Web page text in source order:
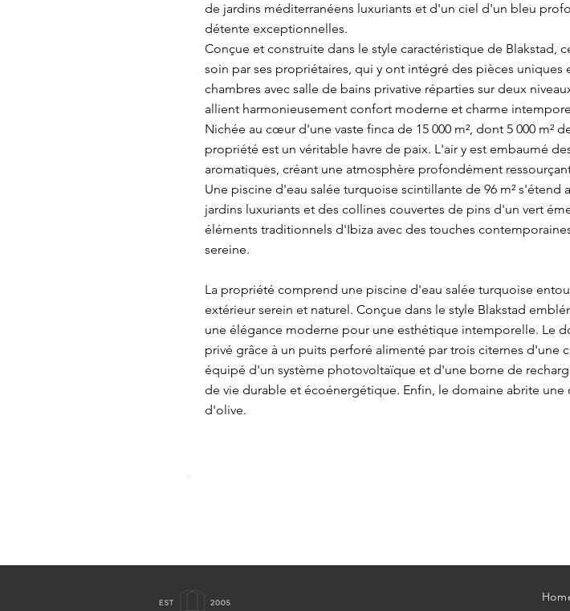
de jardins méditerranéens luxuriants et d'un ciel d'un bleu
détente exceptionnelles.
Conçue et construite dans le style caractéristique de Blakstad,
soin par ses propriétaires, qui y ont intégré des pièces
chambres avec salle de bains privative réparties sur deux
allient harmonieusement confort moderne et charme
Nichée au cœur d'une vaste finca de 15 000 m², dont 5 000 m²
propriété est un véritable havre de paix. L'air y est embaumé
aromatiques, créant une atmosphère profondément
Une piscine d'eau salée turquoise scintillante de 96 m²
jardins luxuriants et des collines couvertes de pins d'un vert
éléments traditionnels d'Ibiza avec des touches
sereine.
La propriété comprend une piscine d'eau salée turquoise
extérieur serein et naturel. Conçue dans le style Blakstad
une élégance moderne pour une esthétique intemporelle. Le
privé grâce à un puits perforé alimenté par trois citernes d'une
équipé d'un système photovoltaïque et d'une borne de
de vie durable et écoénergétique. Enfin, le domaine abrite
d'olive.